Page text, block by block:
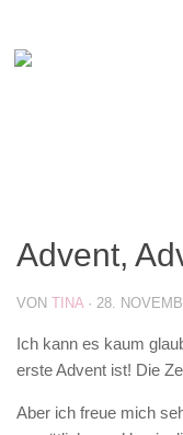
Advent,
VON TINA · 28.
Ich kann es kaum
erste Advent ist! Die
Aber ich freue mich